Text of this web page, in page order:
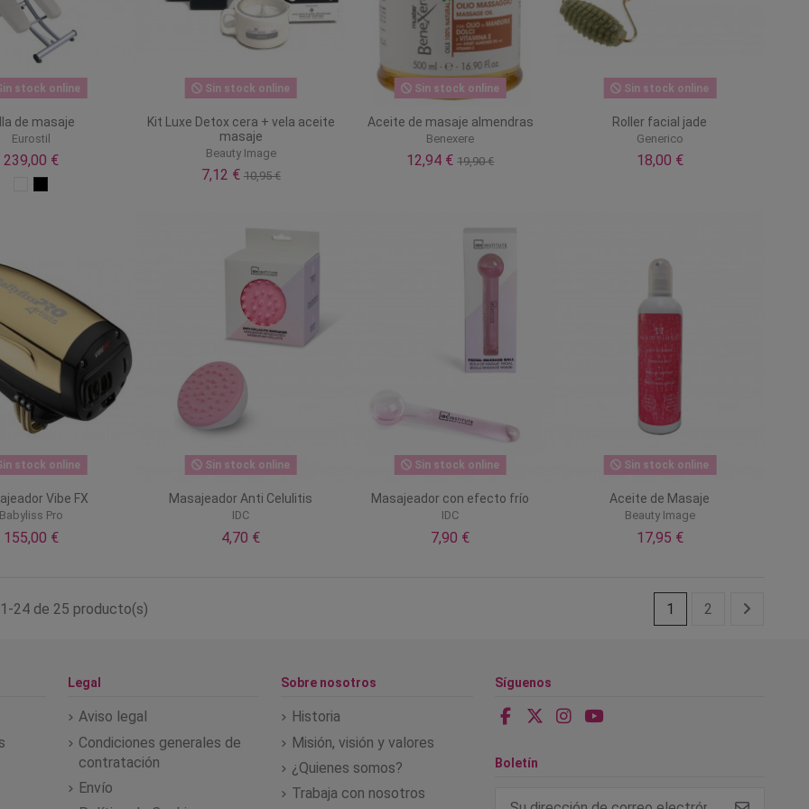
stock online
de masaje
Eurostil
239,00 €
Sin stock online
Kit Luxe Detox cera + vela aceite
masaje
Beauty Image
7,12 € 10,95 €
Sin stock online
Aceite de masaje almendras
Benexere
12,94 €19,90 €
Sin stock online
Roller facial jade
Generico
18,00 €
stock online
Vibe FX
Babyliss Pro
155,00 €
Sin stock online
Masajeador Anti Celulitis
IDC
4,70 €
Sin stock online
Masajeador con efecto frío
IDC
7,90 €
Sin stock online
Aceite de Masaje
Beauty Image
17,95 €
24 de 25 producto(s) 1 2
Legal
Aviso legal
Condiciones generales de
contratación
Envío
Sobre nosotros
Historia
Misión, visión y valores
¿Quienes somos?
Trabaja con nosotros
Síguenos
Boletín